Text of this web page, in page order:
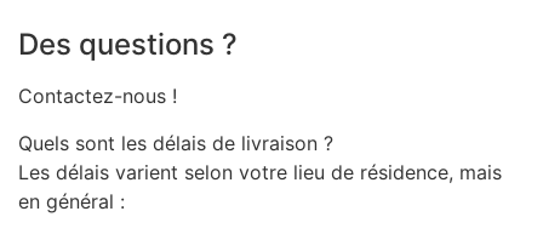
Des questions ?
Contactez-nous !
Quels sont les délais de livraison ?
Les délais varient selon votre lieu de résidence, mais
en général :